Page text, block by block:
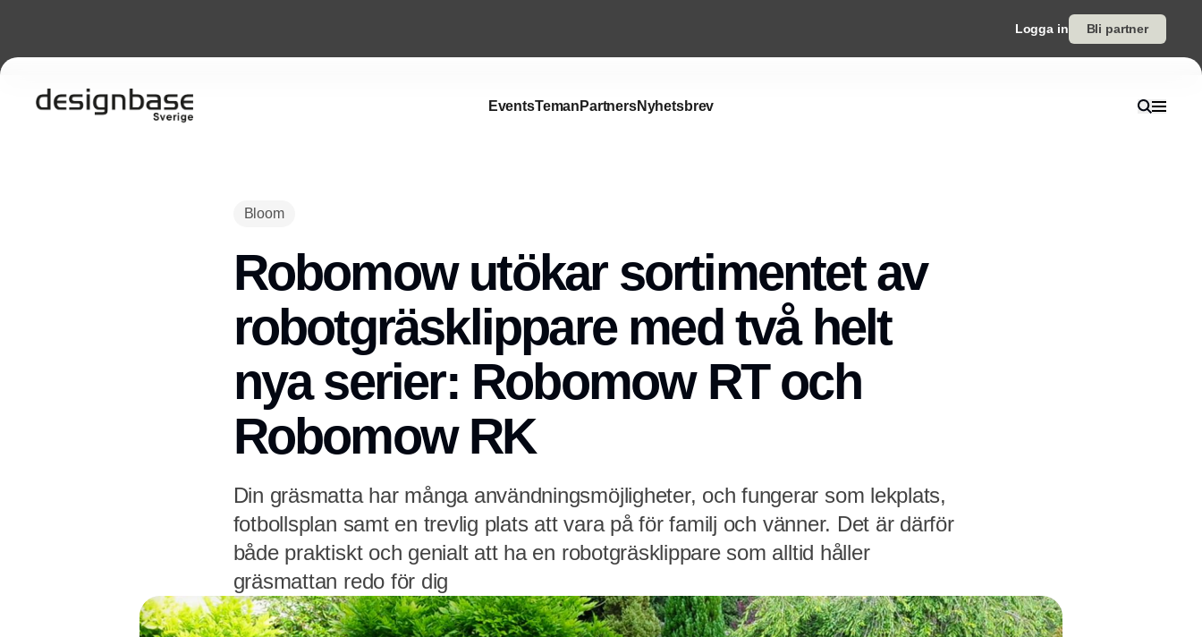
Logga in Bli partner
EventsTeman PartnersNyhetsbrev
Bloom
Robomow utökar sortimentet av
robotgräsklippare med två helt
nya serier: Robomow RT och
Robomow RK
Din gräsmatta har många användningsmöjligheter, och fungerar som lekplats,
fotbollsplan samt en trevlig plats att vara på för familj och vänner. Det är därför
både praktiskt och genialt att ha en robotgräsklippare som alltid håller
gräsmattan redo för dig